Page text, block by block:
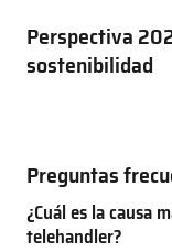
Perspectiva
sostenibilidad
Preguntas
¿Cuál es la causa
telehandler?